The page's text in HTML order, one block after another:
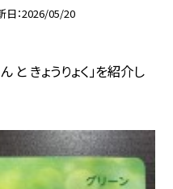
日 2026/05/20
と きょうりょく」を紹介し